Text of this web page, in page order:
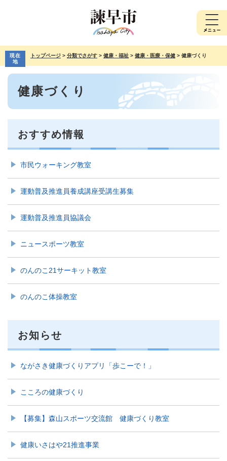
先
で
す。
を
ば
現在
地
トップページ > 分類でさがす > 健康・福祉 > 健康・医療・保健 > 健康づくり
本
健康づくり
おすすめ情報
市民ウォーキング教室
運動普及推進員養成講座受講生募集
運動普及推進員協議会
ニュースポーツ教室
のんのこ21サーキット教室
のんのこ体操教室
お知らせ
ながさき健康づくりアプリ「歩こーで！」
こころの健康づくり
【募集】森山スポーツ交流館 健康づくり教室
健康いさはや21推進事業